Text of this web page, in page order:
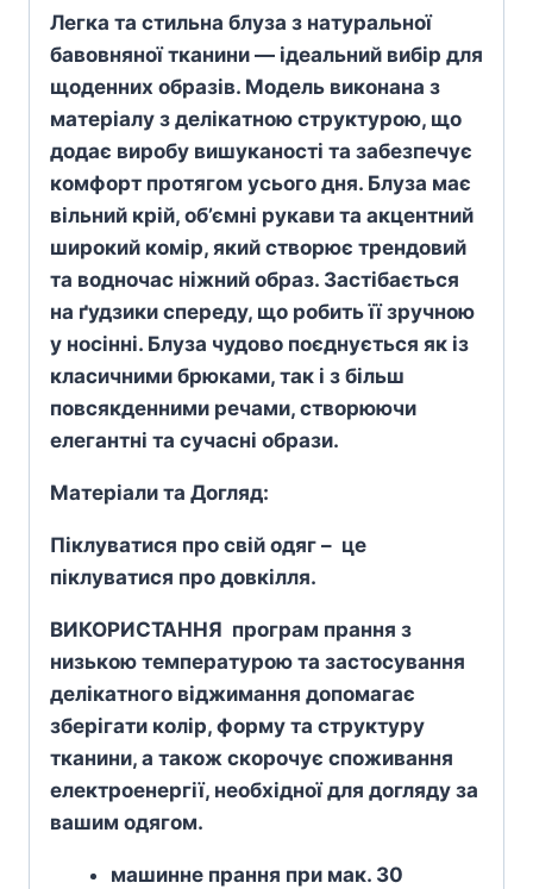
Легка та стильна блуза з натуральної
бавовняної тканини — ідеальний вибір для
щоденних образів. Модель виконана з
матеріалу з делікатною структурою, що
додає виробу вишуканості та забезпечує
комфорт протягом усього дня. Блуза має
вільний крій, об’ємні рукави та акцентний
широкий комір, який створює трендовий
та водночас ніжний образ. Застібається
на ґудзики спереду, що робить її зручною
у носінні. Блуза чудово поєднується як із
класичними брюками, так і з більш
повсякденними речами, створюючи
елегантні та сучасні образи.
Матеріали та Догляд:
Піклуватися про свій одяг – це
піклуватися про довкілля.
ВИКОРИСТАННЯ програм прання з
низькою температурою та застосування
делікатного віджимання допомагає
зберігати колір, форму та структуру
тканини, а також скорочує споживання
електроенергії, необхідної для догляду за
вашим одягом.
машинне прання при мак. 30